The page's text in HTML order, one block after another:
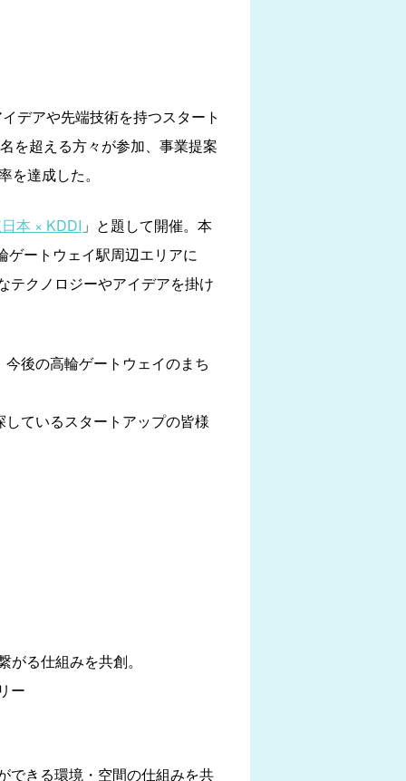
デアや先端技術を持つスタート
を超える方々が参加、事業提案
達成した。
本 × KDDI 」と題して開催。本
ゲートウェイ駅周辺エリアに
テクノロジーやアイデアを掛け
後の高輪ゲートウェイのまち
ているスタートアップの皆様
る仕組みを共創。
ー
できる環境・空間の仕組みを共